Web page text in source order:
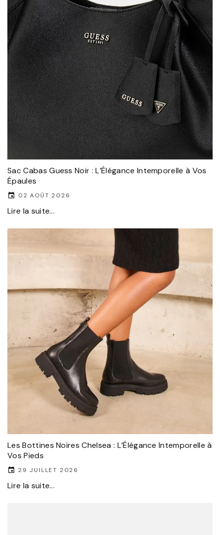
Sac Cabas Guess Noir : L’Élégance Intemporelle à Vos
Épaules
02 AOÛT 2026
Lire la suite...
Les Bottines Noires Chelsea : L’Élégance Intemporelle à
Vos Pieds
29 JUILLET 2026
Lire la suite...